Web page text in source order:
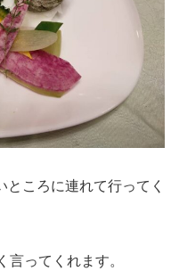
ころに連れて行ってく
言ってくれます。